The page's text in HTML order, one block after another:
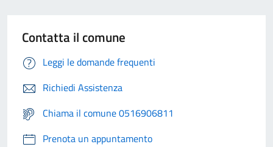
Contatta il comune
Leggi le domande frequenti
Richiedi Assistenza
Chiama il comune 0516906811
Prenota un appuntamento